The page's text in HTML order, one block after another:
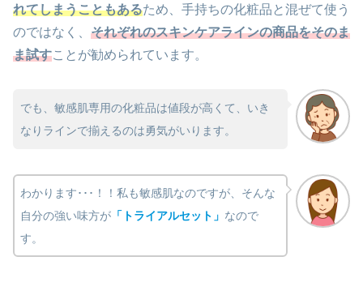
れてしまうこともあるため、手持ちの化粧品と混ぜて使う
のではなく、 それぞれのスキンケアラインの商品をそのま
ま試すことが勧められています。
でも、敏感肌専用の化粧品は値段が高くて、いき
なりラインで揃えるのは勇気がいります。
わかります･･･！！私も敏感肌なのですが、そんな
自分の強い味方が 「トライアルセット」 なので
す。